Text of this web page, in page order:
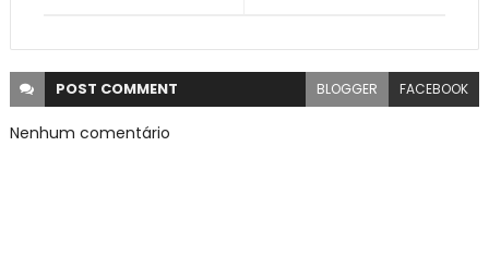
POST COMMENT BLOGGER FACEBOOK
Nenhum comentário